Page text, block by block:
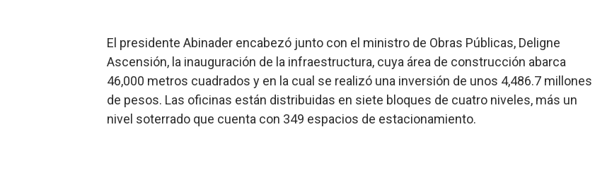
El presidente Abinader encabezó junto con el ministro de Obras Públicas, Deligne
Ascensión, la inauguración de la infraestructura, cuya área de construcción abarca
46,000 metros cuadrados y en la cual se realizó una inversión de unos 4,486.7 millones
de pesos. Las oficinas están distribuidas en siete bloques de cuatro niveles, más un
nivel soterrado que cuenta con 349 espacios de estacionamiento.